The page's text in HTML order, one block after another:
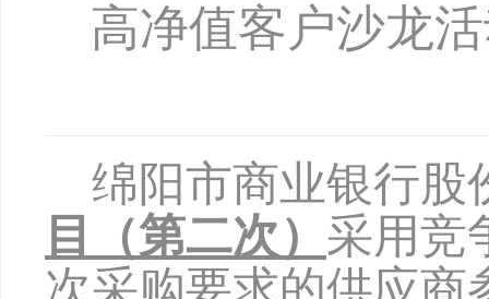
银
高净值客户沙龙
绵阳市商业银行股
目（第二次） 采用竞
次采购要求的供应商